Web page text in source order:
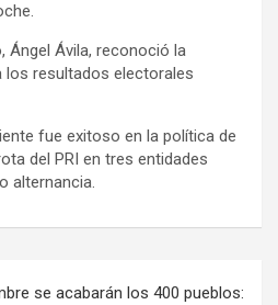
Ángel Ávila, reconoció la
los resultados electorales
fue exitoso en la política de
del PRI en tres entidades
alternancia.
se acabarán los 400 pueblos: